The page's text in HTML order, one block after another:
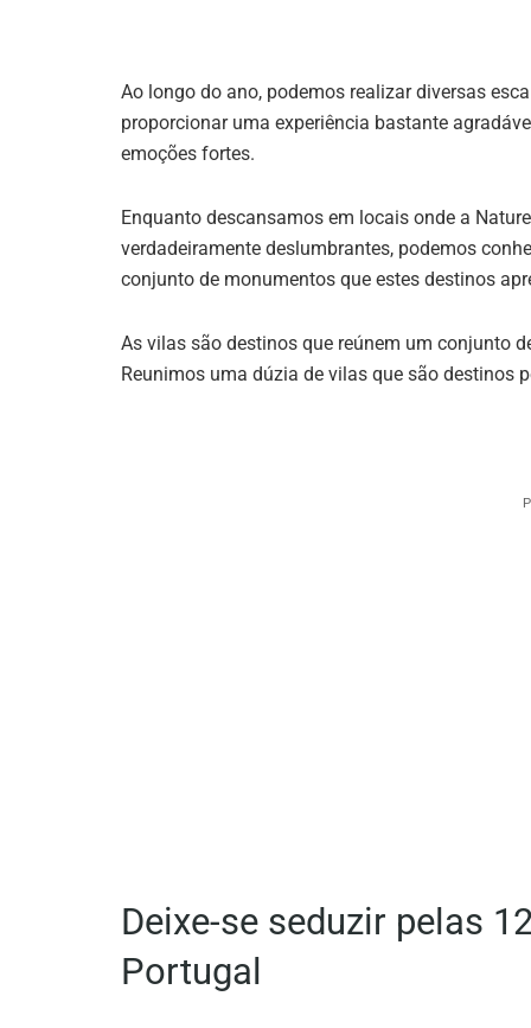
Ao longo do ano, podemos realizar diversas
proporcionar uma experiência bastante
emoções fortes.
Enquanto descansamos em locais onde a
verdadeiramente deslumbrantes, podemos
conjunto de monumentos que estes destinos
As vilas são destinos que reúnem um conjunto
Reunimos uma dúzia de vilas que são destinos
Deixe-se seduzir pelas
Portugal